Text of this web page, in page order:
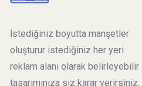
İstediğiniz boyutta manşetler
oluşturur istediğiniz her yeri
reklam alanı olarak belirleyebilir
tasarımınıza siz karar verirsiniz.